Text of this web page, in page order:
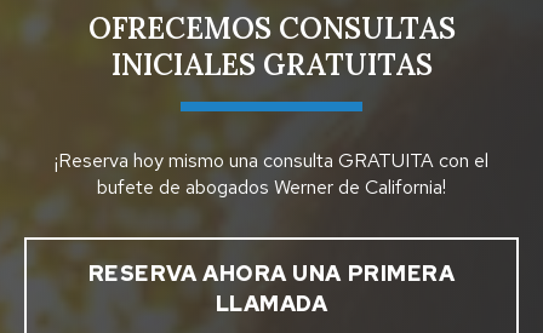
OFRECEMOS CONSULTAS
INICIALES GRATUITAS
¡Reserva hoy mismo una consulta GRATUITA con el
bufete de abogados Werner de California!
RESERVA AHORA UNA PRIMERA
LLAMADA